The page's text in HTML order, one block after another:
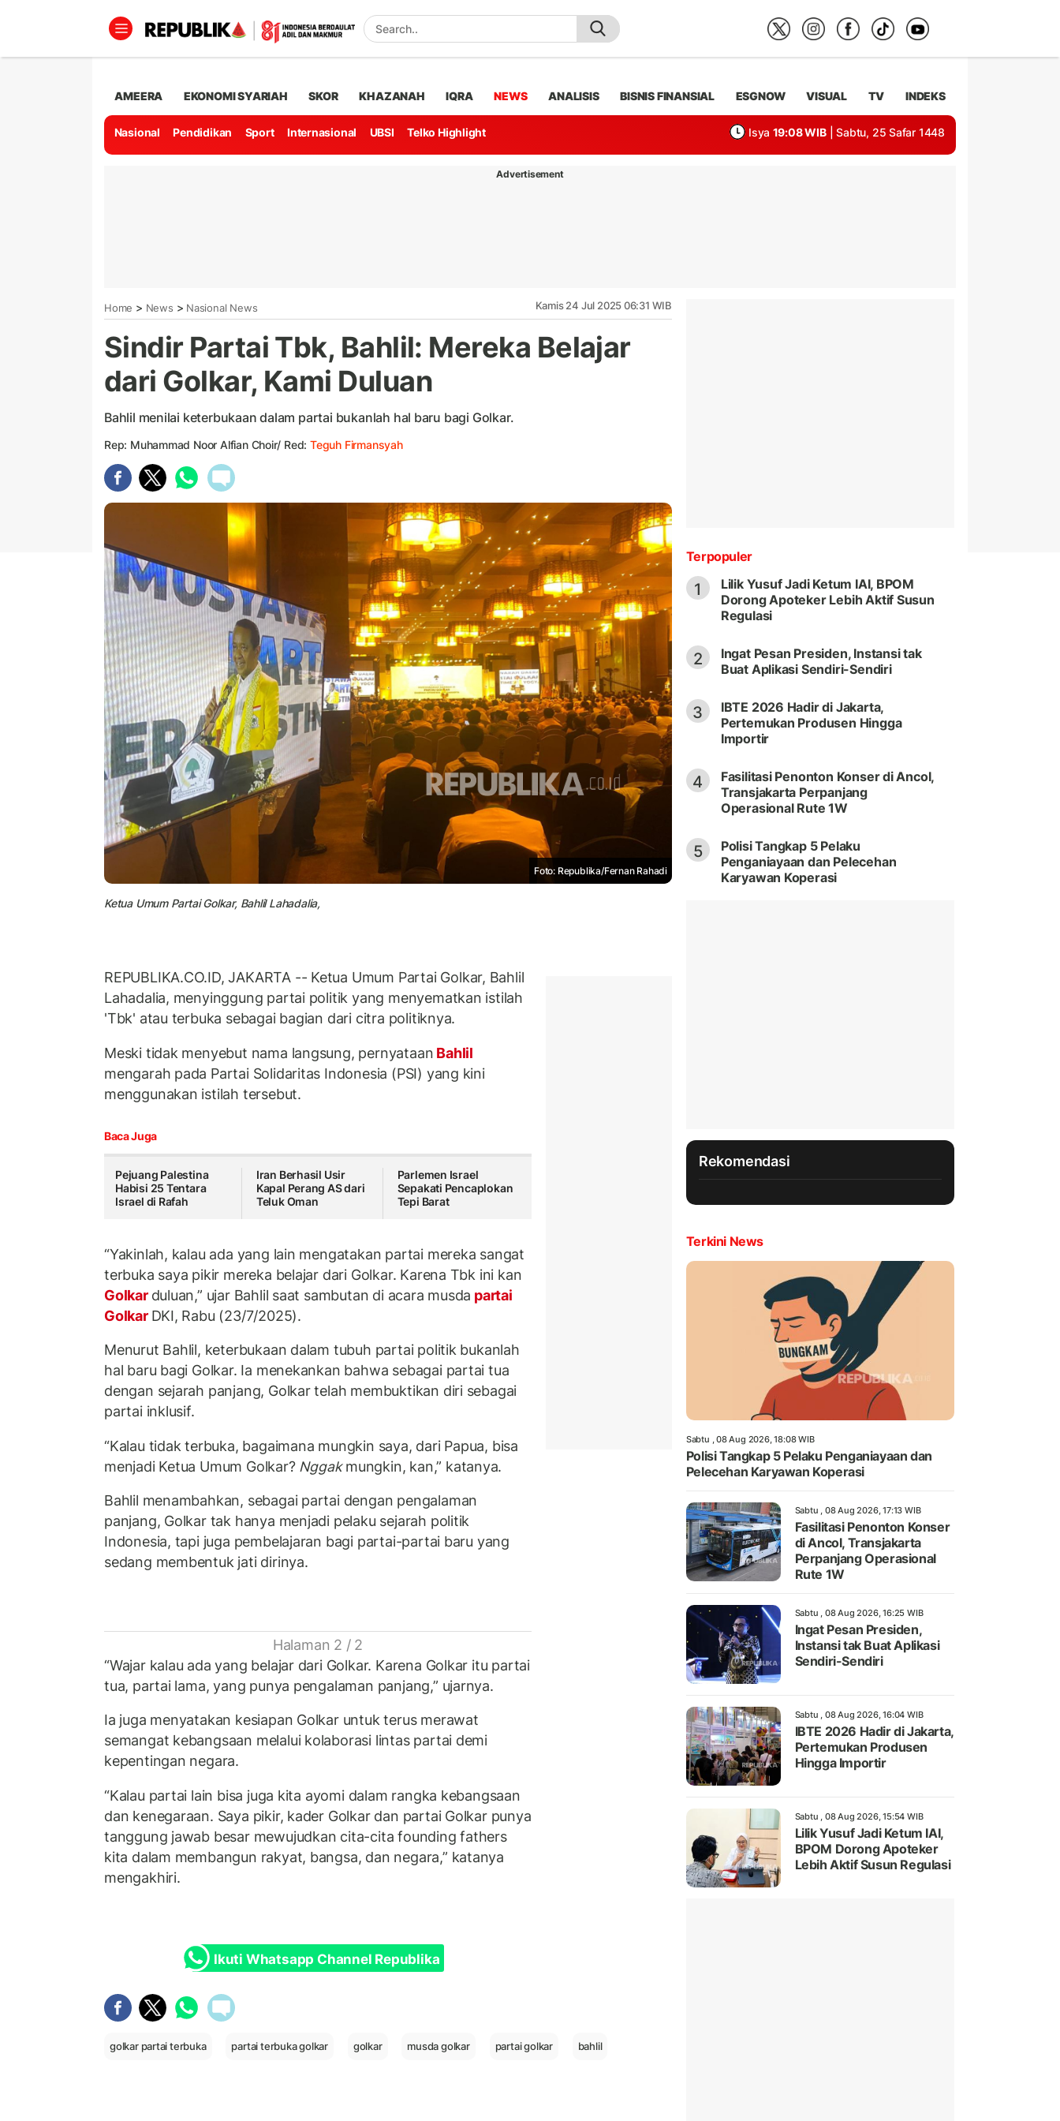
AMEERA EKONOMI SYARIAH SKOR KHAZANAH IQRA NEWS ANALISIS BISNIS FINANSIAL ESGNOW VISUAL TV INDEKS
Nasional Pendidikan Sport Internasional UBSI Telko Highlight Isya 19:08 WIB | Sabtu, 25 Safar 1448
Advertisement
Home > News > Nasional News Kamis 24 Jul 2025 06:31 WIB
Sindir Partai Tbk, Bahlil: Mereka Belajar
dari Golkar, Kami Duluan
Bahlil menilai keterbukaan dalam partai bukanlah hal baru bagi Golkar.
Rep: Muhammad Noor Alfian Choir/ Red:Teguh Firmansyah
Foto: Republika/Fernan Rahadi
Ketua Umum Partai Golkar, Bahlil Lahadalia,
REPUBLIKA.CO.ID, JAKARTA -- Ketua Umum Partai Golkar, Bahlil
Lahadalia, menyinggung partai politik yang menyematkan istilah
'Tbk' atau terbuka sebagai bagian dari citra politiknya.
Meski tidak menyebut nama langsung, pernyataan Bahlil
mengarah pada Partai Solidaritas Indonesia (PSI) yang kini
menggunakan istilah tersebut.
Baca Juga
Pejuang Palestina
Habisi 25 Tentara
Israel di Rafah
Iran Berhasil Usir
Kapal Perang AS dari
Teluk Oman
Parlemen Israel
Sepakati Pencaplokan
Tepi Barat
“Yakinlah, kalau ada yang lain mengatakan partai mereka sangat
terbuka saya pikir mereka belajar dari Golkar. Karena Tbk ini kan
Golkar duluan,” ujar Bahlil saat sambutan di acara musda partai
Golkar DKI, Rabu (23/7/2025).
Menurut Bahlil, keterbukaan dalam tubuh partai politik bukanlah
hal baru bagi Golkar. Ia menekankan bahwa sebagai partai tua
dengan sejarah panjang, Golkar telah membuktikan diri sebagai
partai inklusif.
“Kalau tidak terbuka, bagaimana mungkin saya, dari Papua, bisa
menjadi Ketua Umum Golkar? Nggakmungkin, kan,” katanya.
Bahlil menambahkan, sebagai partai dengan pengalaman
panjang, Golkar tak hanya menjadi pelaku sejarah politik
Indonesia, tapi juga pembelajaran bagi partai-partai baru yang
sedang membentuk jati dirinya.
Halaman 2 / 2
“Wajar kalau ada yang belajar dari Golkar. Karena Golkar itu partai
tua, partai lama, yang punya pengalaman panjang,” ujarnya.
Ia juga menyatakan kesiapan Golkar untuk terus merawat
semangat kebangsaan melalui kolaborasi lintas partai demi
kepentingan negara.
“Kalau partai lain bisa juga kita ayomi dalam rangka kebangsaan
dan kenegaraan. Saya pikir, kader Golkar dan partai Golkar punya
tanggung jawab besar mewujudkan cita-cita founding fathers
kita dalam membangun rakyat, bangsa, dan negara,” katanya
mengakhiri.
Ikuti Whatsapp Channel Republika
golkar partai terbuka partai terbuka golkar golkar musda golkar partai golkar bahlil
Terpopuler
1
Lilik Yusuf Jadi Ketum IAI, BPOM
Dorong Apoteker Lebih Aktif Susun
Regulasi
2
Ingat Pesan Presiden, Instansi tak
Buat Aplikasi Sendiri-Sendiri
3
IBTE 2026 Hadir di Jakarta,
Pertemukan Produsen Hingga
Importir
4
Fasilitasi Penonton Konser di Ancol,
Transjakarta Perpanjang
Operasional Rute 1W
5
Polisi Tangkap 5 Pelaku
Penganiayaan dan Pelecehan
Karyawan Koperasi
Rekomendasi
Terkini News
Sabtu , 08 Aug 2026, 18:08 WIB
Polisi Tangkap 5 Pelaku Penganiayaan dan
Pelecehan Karyawan Koperasi
Sabtu , 08 Aug 2026, 17:13 WIB
Fasilitasi Penonton Konser
di Ancol, Transjakarta
Perpanjang Operasional
Rute 1W
Sabtu , 08 Aug 2026, 16:25 WIB
Ingat Pesan Presiden,
Instansi tak Buat Aplikasi
Sendiri-Sendiri
Sabtu , 08 Aug 2026, 16:04 WIB
IBTE 2026 Hadir di Jakarta,
Pertemukan Produsen
Hingga Importir
Sabtu , 08 Aug 2026, 15:54 WIB
Lilik Yusuf Jadi Ketum IAI,
BPOM Dorong Apoteker
Lebih Aktif Susun Regulasi